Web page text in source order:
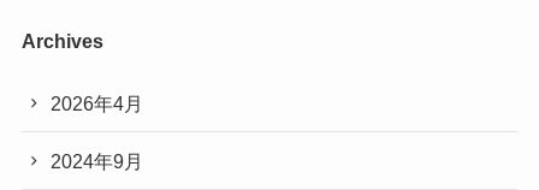
Archives
2026年4月
2024年9月